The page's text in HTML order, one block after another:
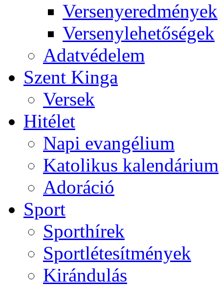
Versenyeredmények
Versenylehetőségek
Adatvédelem
Szent Kinga
Versek
Hitélet
Napi evangélium
Katolikus kalendárium
Adoráció
Sport
Sporthírek
Sportlétesítmények
Kirándulás